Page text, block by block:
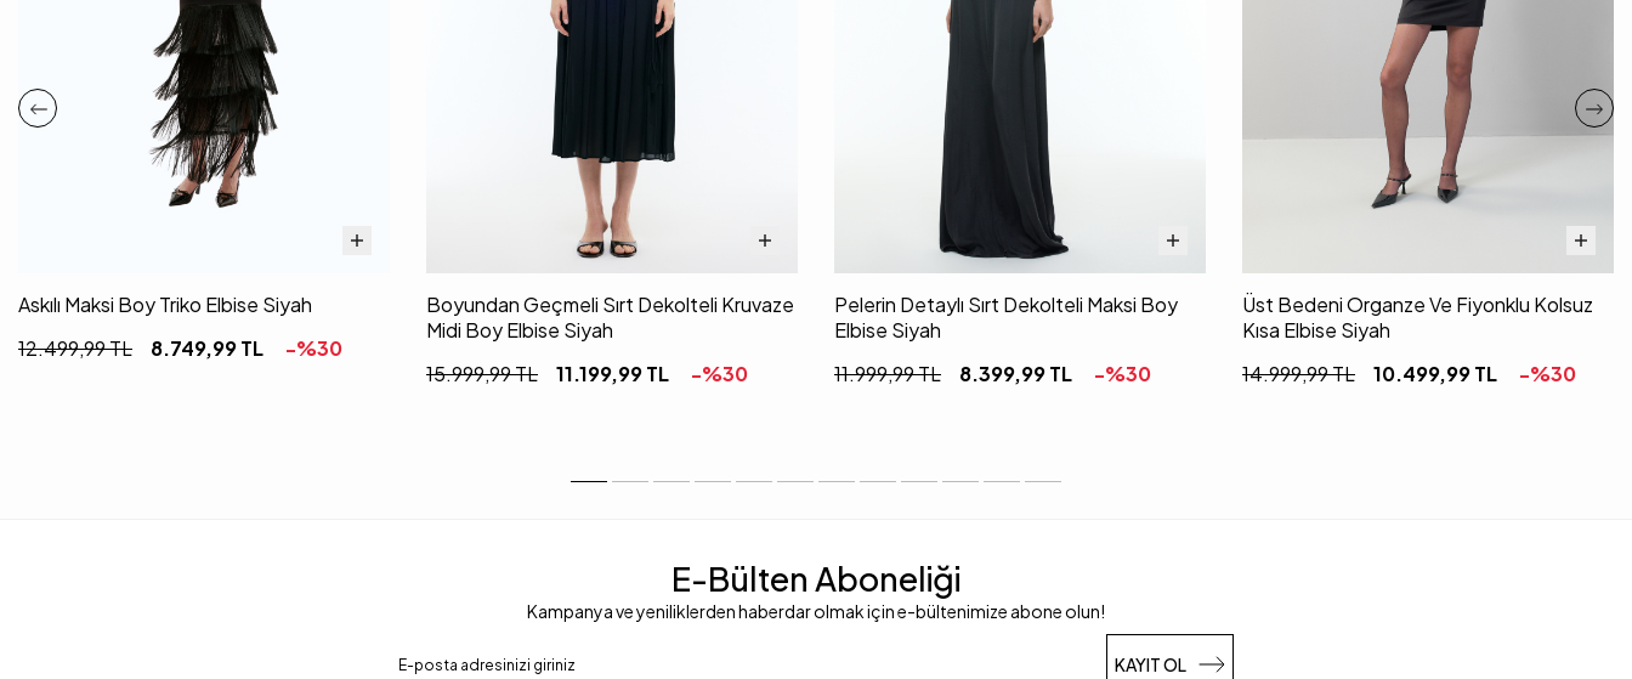
Askılı Maksi Boy Triko Elbise Siyah
12.499,99TL 8.749,99TL -%30
Boyundan Geçmeli Sırt Dekolteli Kruvaze
Midi Boy Elbise Siyah
15.999,99TL 11.199,99TL -%30
Pelerin Detaylı Sırt Dekolteli Maksi Boy
Elbise Siyah
11.999,99TL 8.399,99TL -%30
Üst Bedeni Organze Ve Fiyonklu Kolsuz
Kısa Elbise Siyah
14.999,99TL 10.499,99TL -%30
E-Bülten Aboneliği
Kampanya ve yeniliklerden haberdar olmak için e-bültenimize abone olun!
KAYIT OL